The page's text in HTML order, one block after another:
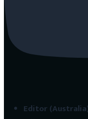
Editor